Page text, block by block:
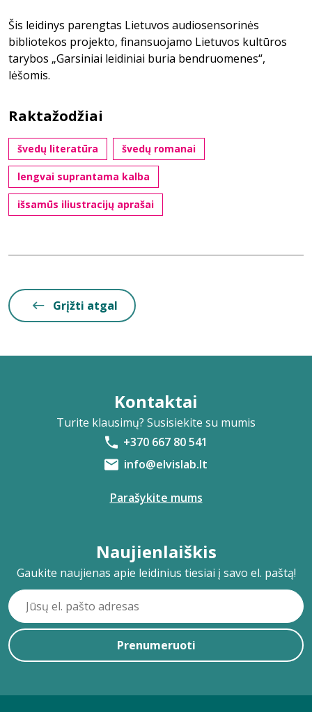
Šis leidinys parengtas Lietuvos audiosensorinės
bibliotekos projekto, finansuojamo Lietuvos kultūros
tarybos „Garsiniai leidiniai buria bendruomenes“,
lėšomis.
Raktažodžiai
švedų literatūra švedų romanai
lengvai suprantama kalba
išsamūs iliustracijų aprašai
Grįžti atgal
Kontaktai
Turite klausimų? Susisiekite su mumis
+370 667 80 541
info@elvislab.lt
Parašykite mums
Naujienlaiškis
Gaukite naujienas apie leidinius tiesiai į savo el. paštą!
Prenumeruoti